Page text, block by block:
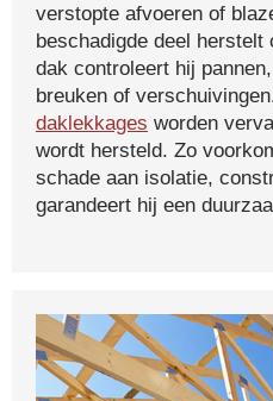
verstopte afvoeren of
beschadigde deel
dak controleert hij
breuken of
daklekkages worden
wordt hersteld. Zo
schade aan isolatie,
garandeert hij een